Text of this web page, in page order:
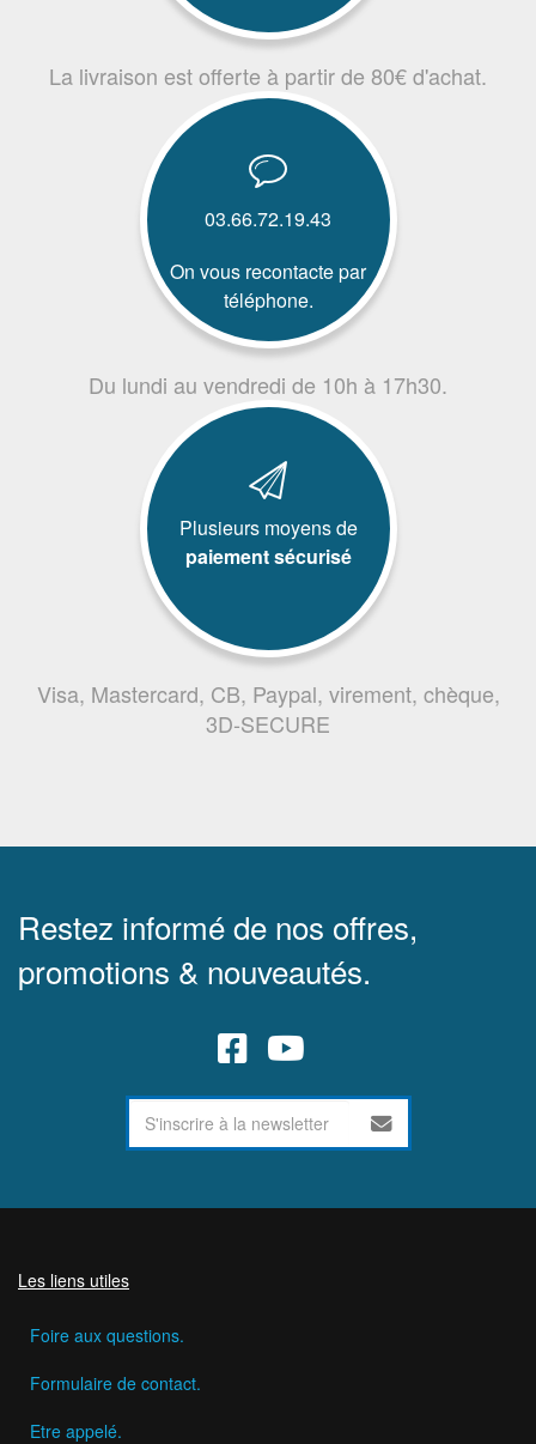
La livraison est offerte à partir de 80€ d'achat.
03.66.72.19.43
On vous recontacte par
téléphone.
Du lundi au vendredi de 10h à 17h30.
Plusieurs moyens de
paiement sécurisé
Visa, Mastercard, CB, Paypal, virement, chèque,
3D-SECURE
Restez informé de nos offres,
promotions & nouveautés.
Les liens utiles
Foire aux questions.
Formulaire de contact.
Etre appelé.